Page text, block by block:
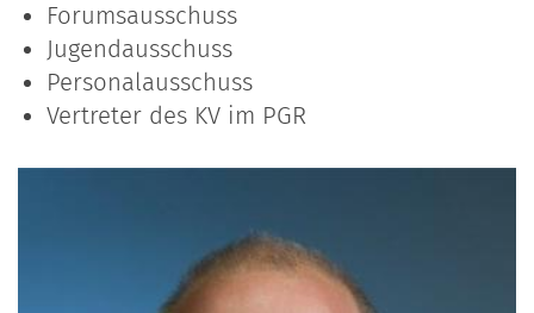
Forumsausschuss
Jugendausschuss
Personalausschuss
Vertreter des KV im PGR